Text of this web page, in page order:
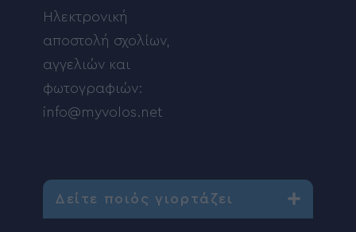
Ηλεκτρονική
αποστολή σχολίων,
αγγελιών και
φωτογραφιών:
info@myvolos.net
Δείτε ποιός γιορτάζει